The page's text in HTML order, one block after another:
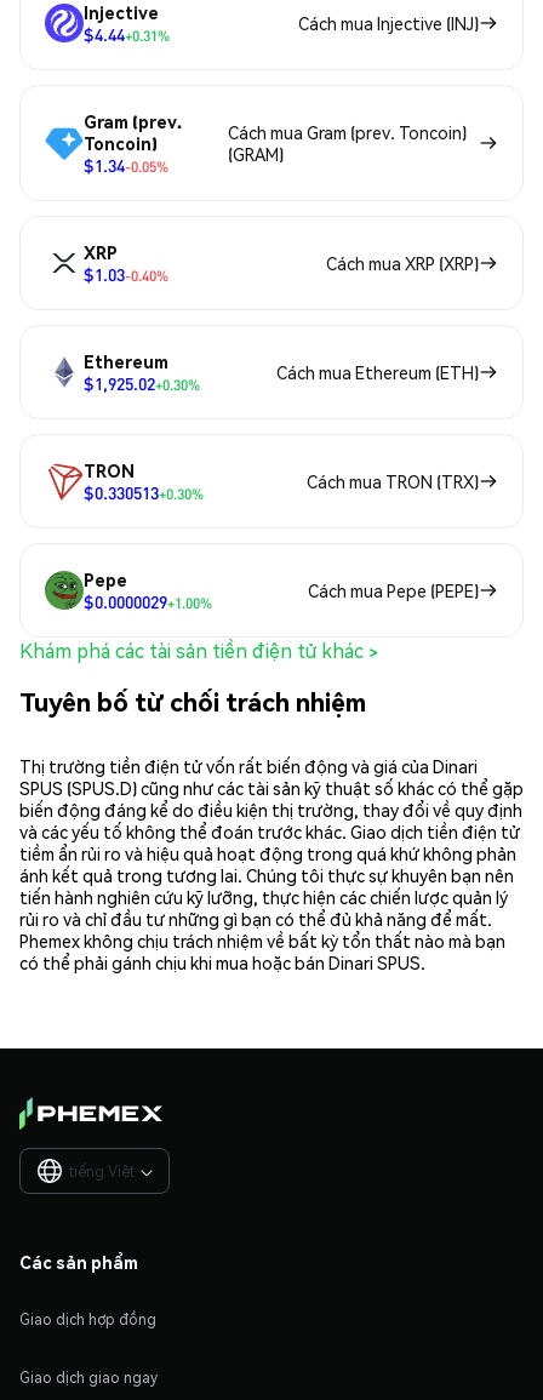
Injective
$4.44+0.31%
Cách mua Injective (INJ)
Gram (prev.
Toncoin)
$1.34-0.05%
Cách mua Gram (prev. Toncoin)
(GRAM)
XRP
$1.03-0.40%
Cách mua XRP (XRP)
Ethereum
$1,925.02+0.30%
Cách mua Ethereum (ETH)
TRON
$0.330513+0.30%
Cách mua TRON (TRX)
Pepe
$0.0000029+1.00%
Cách mua Pepe (PEPE)
Khám phá các tài sản tiền điện tử khác >
Tuyên bố từ chối trách nhiệm
Thị trường tiền điện tử vốn rất biến động và giá của Dinari
SPUS (SPUS.D) cũng như các tài sản kỹ thuật số khác có thể gặp
biến động đáng kể do điều kiện thị trường, thay đổi về quy định
và các yếu tố không thể đoán trước khác. Giao dịch tiền điện tử
tiềm ẩn rủi ro và hiệu quả hoạt động trong quá khứ không phản
ánh kết quả trong tương lai. Chúng tôi thực sự khuyên bạn nên
tiến hành nghiên cứu kỹ lưỡng, thực hiện các chiến lược quản lý
rủi ro và chỉ đầu tư những gì bạn có thể đủ khả năng để mất.
Phemex không chịu trách nhiệm về bất kỳ tổn thất nào mà bạn
có thể phải gánh chịu khi mua hoặc bán Dinari SPUS.
tiếng Việt 
Các sản phẩm
Giao dịch hợp đồng
Giao dịch giao ngay